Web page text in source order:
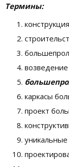
Термины:
каркасы
проект